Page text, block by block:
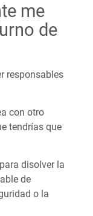
me
de
responsables
con otro
tendrías que
disolver la
de
o la